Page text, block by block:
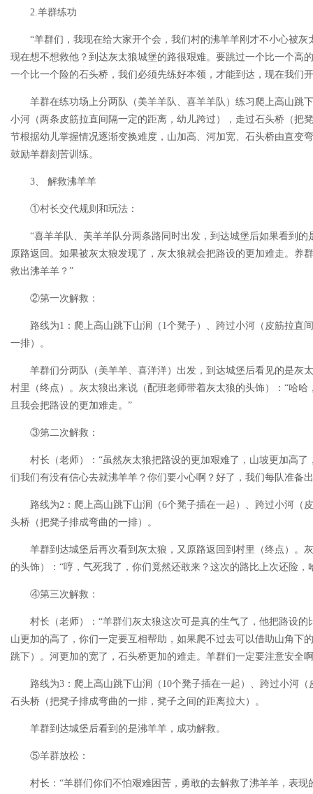
2.羊群练功
“羊群们，我现在给大家开个会，我们村的沸羊羊刚才不小心被灰
现在想不想救他？到达灰太狼城堡的路很艰难。要跳过一个比一个高
一个比一个险的石头桥，我们必须先练好本领，才能到达，现在我们
羊群在练功场上分两队（美羊羊队、喜羊羊队）练习爬上高山跳
小河（两条皮筋拉直间隔一定的距离，幼儿跨过），走过石头桥（把
节根据幼儿掌握情况逐渐变换难度，山加高、河加宽、石头桥由直变
鼓励羊群刻苦训练。
3、 解救沸羊羊
①村长交代规则和玩法：
“喜羊羊队、美羊羊队分两条路同时出发，到达城堡后如果看到的
原路返回。如果被灰太狼发现了，灰太狼就会把路设的更加难走。养
救出沸羊羊？”
②第一次解救：
路线为1：爬上高山跳下山涧（1个凳子）、跨过小河（皮筋拉直
一排）。
羊群们分两队（美羊羊、喜洋洋）出发，到达城堡后看见的是灰
村里（终点）。灰太狼出来说（配班老师带着灰太狼的头饰）：“哈
且我会把路设的更加难走。”
③第二次解救：
村长（老师）：“虽然灰太狼把路设的更加艰难了，山坡更加高了
们我们有没有信心去就沸羊羊？你们要小心啊？好了，我们每队准备
路线为2：爬上高山跳下山涧（6个凳子插在一起）、跨过小河（
头桥（把凳子排成弯曲的一排）。
羊群到达城堡后再次看到灰太狼，又原路返回到村里（终点）。
的头饰）：“哼，气死我了，你们竟然还敢来？这次的路比上次还险
④第三次解救：
村长（老师）：“羊群们灰太狼这次可是真的生气了，他把路设的
山更加的高了，你们一定要互相帮助，如果爬不过去可以借助山角下
跳下）。河更加的宽了，石头桥更加的难走。羊群们一定要注意安全
路线为3：爬上高山跳下山涧（10个凳子插在一起）、跨过小河（
石头桥（把凳子排成弯曲的一排，凳子之间的距离拉大）。
羊群到达城堡后看到的是沸羊羊，成功解救。
⑤羊群放松：
村长：“羊群们你们不怕艰难困苦，勇敢的去解救了沸羊羊，表现